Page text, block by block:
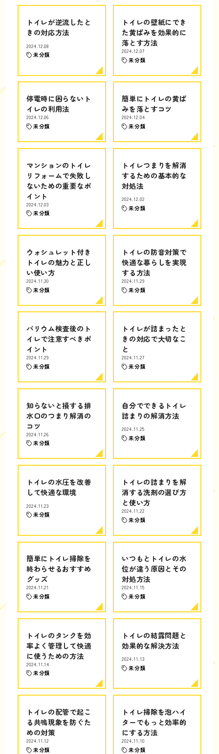
トイレが逆流したと
きの対応方法
2024.12.08
未分類
トイレの壁紙にでき
た黄ばみを効果的に
落とす方法
2024.12.07
未分類
停電時に困らないト
イレの利用法
2024.12.06
未分類
簡単にトイレの黄ば
みを落とすコツ
2024.12.04
未分類
マンションのトイレ
リフォームで失敗し
ないための重要なポ
イント
2024.12.03
未分類
トイレつまりを解消
するための基本的な
対処法
2024.12.02
未分類
ウォシュレット付き
トイレの魅力と正し
い使い方
2024.11.30
未分類
トイレの防音対策で
快適な暮らしを実現
する方法
2024.11.29
未分類
バリウム検査後のト
イレで注意すべきポ
イント
2024.11.29
未分類
トイレが詰まったと
きの対応で大切なこ
と
2024.11.27
未分類
知らないと損する排
水口のつまり解消の
コツ
2024.11.26
未分類
自分でできるトイレ
詰まりの解消方法
2024.11.25
未分類
トイレの水圧を改善
して快適な環境
2024.11.23
未分類
トイレの詰まりを解
消する洗剤の選び方
と使い方
2024.11.22
未分類
簡単にトイレ掃除を
終わらせるおすすめ
グッズ
2024.11.21
未分類
いつもとトイレの水
位が違う原因とその
対処方法
2024.11.15
未分類
トイレのタンクを効
率よく管理して快適
に使うための方法
2024.11.14
未分類
トイレの結露問題と
効果的な解決方法
2024.11.13
未分類
トイレの配管で起こ
る共鳴現象を防ぐた
めの対策
2024.11.12
未分類
トイレ掃除を泡ハイ
ターでもっと効率的
にする方法
2024.11.10
未分類